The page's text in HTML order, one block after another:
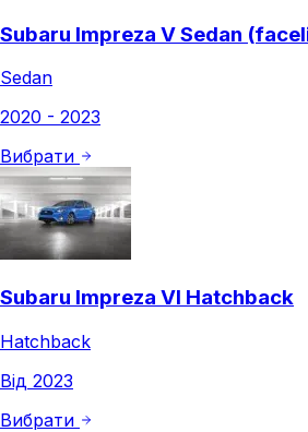
Subaru Impreza V Sedan
Sedan
2020 - 2023
Вибрати
Subaru Impreza VI Hatchback
Hatchback
Від 2023
Вибрати